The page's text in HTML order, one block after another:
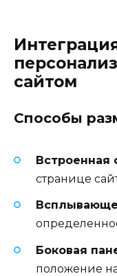
сайтом
Способы
Встроенная
странице
Боковая
положение